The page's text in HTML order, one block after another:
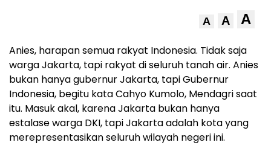
A A A
Anies, harapan semua rakyat Indonesia. Tidak saja
warga Jakarta, tapi rakyat di seluruh tanah air. Anies
bukan hanya gubernur Jakarta, tapi Gubernur
Indonesia, begitu kata Cahyo Kumolo, Mendagri saat
itu. Masuk akal, karena Jakarta bukan hanya
estalase warga DKI, tapi Jakarta adalah kota yang
merepresentasikan seluruh wilayah negeri ini.